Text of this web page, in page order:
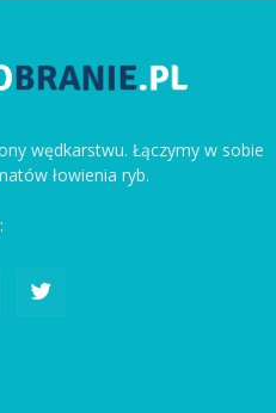
wędkarstwu. Łączymy w sobie
łowienia ryb.